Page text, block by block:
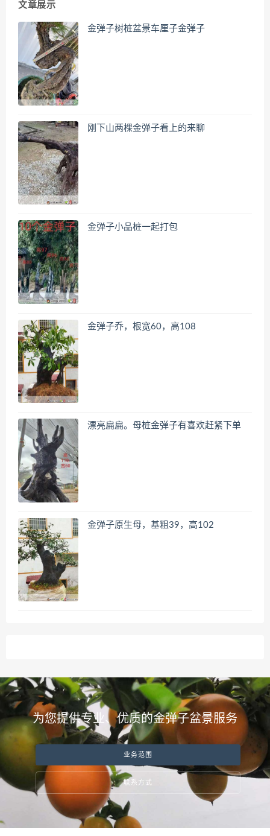
文章展示
金弹子树桩盆景车厘子金弹子
刚下山两棵金弹子看上的来聊
金弹子小品桩一起打包
金弹子乔，根宽60，高108
漂亮扁扁。母桩金弹子有喜欢赶紧下单
金弹子原生母，基粗39，高102
为您提供专业、优质的金弹子盆景服务
业务范围
联系方式